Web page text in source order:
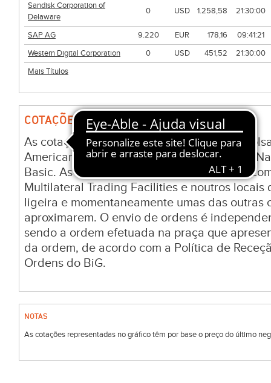
Sandisk Corporation of
Delaware
0 USD 1.258,58 21:30:00
SAP AG 9.220 EUR 178,16
09:41:21
Western Digital Corporation
0 USD 451,52
21:30:00
Mais Títulos
COTAÇÕES E VARIAÇÕES DE ATIVOS
As cotações e valorizações de ativos nas
American e NYSE Arca são fornecidas pelo
Basic. As cotações nas bolsas tradicionais
Multilateral Trading Facilities e noutros
ligeira e momentaneamente umas das outras
aproximarem. O envio de ordens é
sendo a ordem efetuada na praça que
da ordem, de acordo com a Política de
Ordens do BiG.
NOTAS
As cotações representadas no gráfico têm por base o preço do último